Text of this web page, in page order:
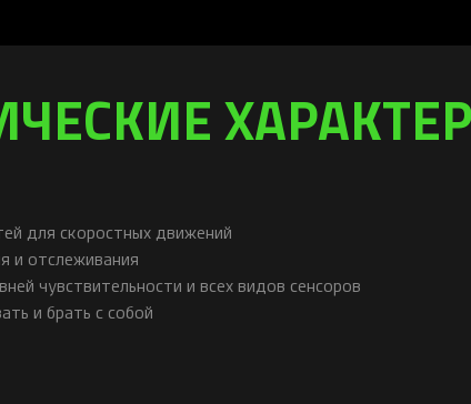
для скоростных движений
и отслеживания
чувствительности и всех видов сенсоров
и брать с собой